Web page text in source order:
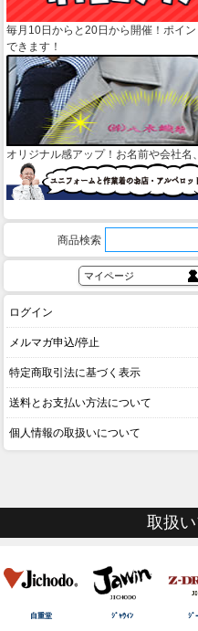
毎月10日からと20日から開催！ポイ
できます！
オリジナル感アップ！お名前や会社名
商品検索
マイページ
ログイン
メルマガ申込/停止
特定商取引法に基づく表示
送料とお支払い方法について
個人情報の取扱いについて
取扱
自重堂 ｼﾞｬｳｨﾝ ｼﾞ